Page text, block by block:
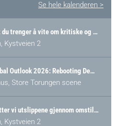
Se hele kalenderen >
Arendalsuka: Alt du trenger å vite om kritiske og strategiske verdikjeder i Norge
Kystveien 2
Arendalsuka Global Outlook 2026: Rebooting Democracy for a New World Order
Store Torungen scene
Arendalsuka: Kutter vi utslippene gjennom omstilling – eller tap av industri?
Kystveien 2